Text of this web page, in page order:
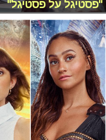
"פסטיגל על פסטיגל"